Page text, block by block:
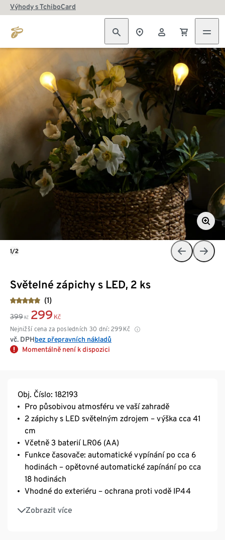
Výhody s TchiboCard
Světelné zápichy s LED, 2 ks
(1)
399 Kč 299 Kč
Nejnižší cena za posledních 30 dní: 299 Kč
vč. DPHbez přepravních nákladů
Momentálně není k dispozici
1/2
Obj. Číslo: 182193
Pro působivou atmosféru ve vaší zahradě
2 zápichy s LED světelným zdrojem – výška cca 41
cm
Včetně 3 baterií LR06 (AA)
Funkce časovače: automatické vypínání po cca 6
hodinách – opětovné automatické zapínání po cca
18 hodinách
Vhodné do exteriéru – ochrana proti vodě IP44
Zobrazit více
Pevně zabudovaná LED – barva světla teplá bílá